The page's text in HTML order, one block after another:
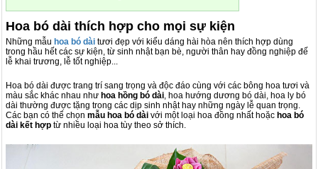
Hoa bó dài thích hợp cho mọi sự kiện
Những mẫu hoa bó dài tươi đẹp với kiểu dáng hài hòa nên thích hợp dùng
trong hầu hết các sự kiện, từ sinh nhật bạn bè, người thân hay đồng nghiệp đế
lễ khai trương, lễ tốt nghiệp...
Hoa bó dài được trang trí sang trọng và độc đáo cùng với các bông hoa tươi và
màu sắc khác nhau như hoa hồng bó dài, hoa hướng dương bó dài, hoa ly bó
dài thường được tặng trong các dịp sinh nhật hay những ngày lễ quan trọng.
Các bạn có thể chọn mẫu hoa bó dài với một loại hoa đồng nhất hoặc hoa bó
dài kết hợp từ nhiều loại hoa tùy theo sở thích.